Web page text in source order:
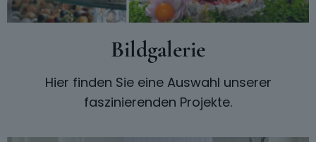
Bildgalerie
Hier finden Sie eine Auswahl unserer
faszinierenden Projekte.